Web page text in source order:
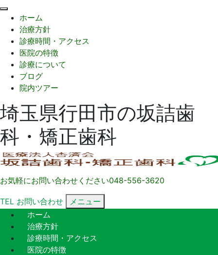
ホーム
治療方針
診療時間・アクセス
医院の特徴
診療について
ブログ
院内ツアー
埼玉県行田市の坂詰歯
科・矯正歯科
お気軽にお問い合わせください048-556-3620
TEL お問い合わせ
メニュー
ホーム
治療方針
診療時間・アクセス
医院の特徴